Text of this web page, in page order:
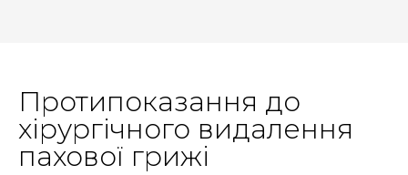
Протипоказання до
хірургічного видалення
пахової грижі